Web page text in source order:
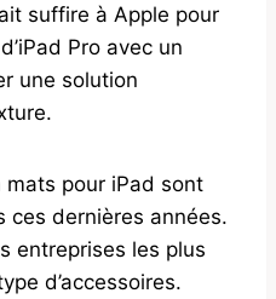
suffire à Apple pour
Pro avec un
une solution
mats pour iPad sont
ces dernières années.
entreprises les plus
d’accessoires.